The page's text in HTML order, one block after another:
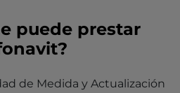
puede prestar
de Medida y Actualización